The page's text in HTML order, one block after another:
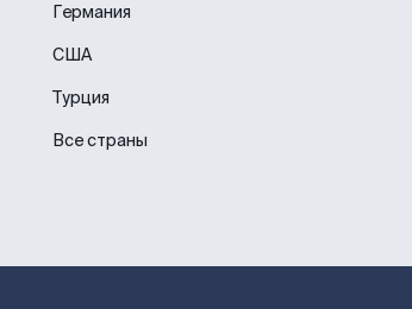
Германия
США
Турция
Все страны